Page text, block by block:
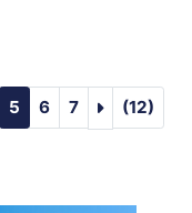
:LOCATION
5 6 7 (12)